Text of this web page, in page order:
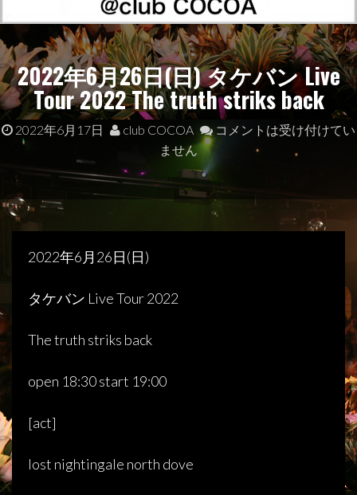
2022年6月26日(日) タケバン Live
Tour 2022 The truth striks back
2022年6月17日 club COCOA
コメントは受け付けてい
ません
2022年6 月 26日(日)
タケバン Live Tour 2022
The truth striks back
open 18:30 start 19:00
[act]
lost nightingale north dove